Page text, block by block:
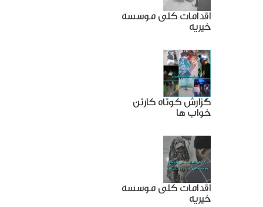
اقدامات کلی موسسه
خیریه
گزارش کوتاه کارتن
خواب ها
اقدامات کلی موسسه
خیریه